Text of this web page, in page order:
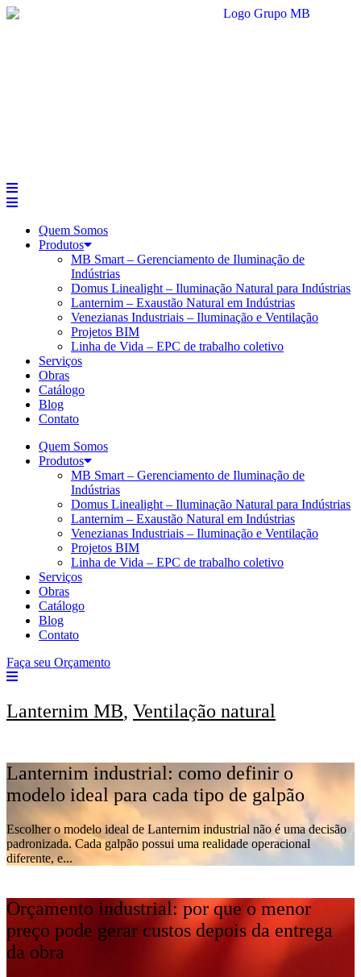
Ir
Quem Somos
Produtos
MB Smart – Gerenciamento de Iluminação de
Indústrias
Domus Linealight – Iluminação Natural para Indústrias
Lanternim – Exaustão Natural em Indústrias
Venezianas Industriais – Iluminação e Ventilação
Projetos BIM
Linha de Vida – EPC de trabalho coletivo
Serviços
Obras
Catálogo
Blog
Contato
Quem Somos
Produtos
MB Smart – Gerenciamento de Iluminação de
Indústrias
Domus Linealight – Iluminação Natural para Indústrias
Lanternim – Exaustão Natural em Indústrias
Venezianas Industriais – Iluminação e Ventilação
Projetos BIM
Linha de Vida – EPC de trabalho coletivo
Serviços
Obras
Catálogo
Blog
Contato
Faça seu Orçamento
Lanternim MB, Ventilação natural
Lanternim industrial: como definir o
modelo ideal para cada tipo de galpão
Escolher o modelo ideal de Lanternim industrial não é uma decisão
padronizada. Cada galpão possui uma realidade operacional
diferente, e...
Orçamento industrial: por que o menor
preço pode gerar custos depois da entrega
da obra